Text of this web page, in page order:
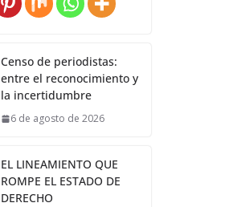
Censo de periodistas:
entre el reconocimiento y
la incertidumbre
6 de agosto de 2026
EL LINEAMIENTO QUE
ROMPE EL ESTADO DE
DERECHO